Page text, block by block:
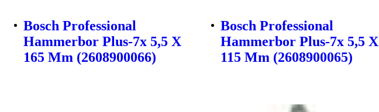
Bosch Professional
Hammerbor Plus-7x 5,5 X
165 Mm (2608900066)
Bosch Professional
Hammerbor Plus-7x 5,5 X
115 Mm (2608900065)